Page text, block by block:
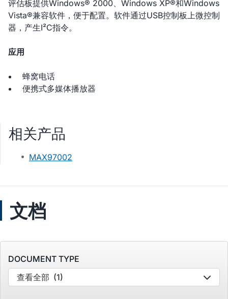
评估板提供Windows® 2000、Windows XP®和Windows
Vista®兼容软件，便于配置。软件通过USB控制板上微控制
器，产生I²C指令。
应用
蜂窝电话
便携式多媒体播放器
相关产品
MAX97002
文档
DOCUMENT TYPE
查看全部 (1)